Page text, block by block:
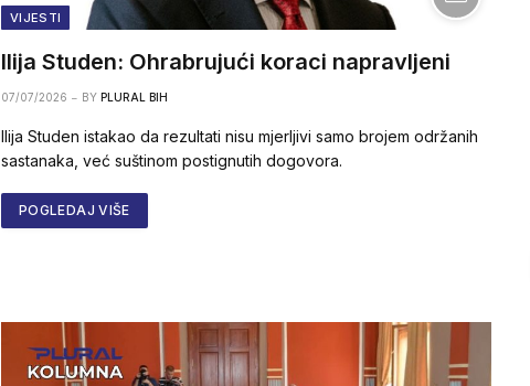
VIJESTI
Ilija Studen: Ohrabrujući koraci napravljeni
07/07/2026 BY PLURAL BIH
Ilija Studen istakao da rezultati nisu mjerljivi samo brojem održanih
sastanaka, već suštinom postignutih dogovora.
POGLEDAJ VIŠE